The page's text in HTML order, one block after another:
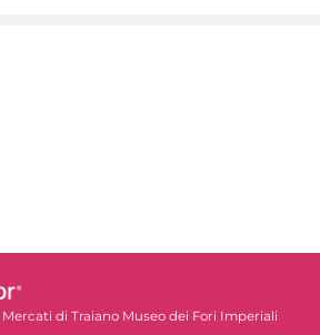
Mercati di Traiano Museo dei Fori Imperiali